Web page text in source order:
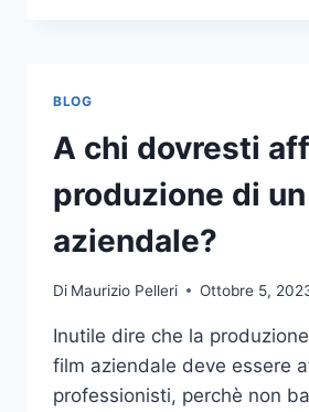
NELLE
SCOMMESSE
SPORTIVE
ONLINE
BLOG
A chi dovresti
produzione di
aziendale?
Di Maurizio Pelleri Ottobre 5,
Inutile dire che la
film aziendale deve essere
professionisti, perchè non